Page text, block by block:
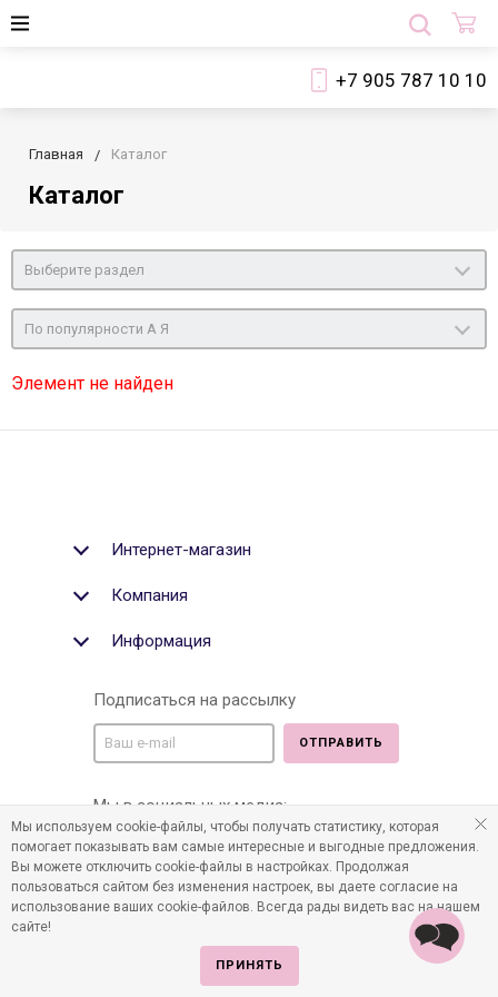
+7 905 787 10 10
Главная Каталог
Каталог
Выберите раздел
По популярности А Я
Элемент не найден
Интернет-магазин
Компания
Информация
Подписаться на рассылку
ОТПРАВИТЬ
Мы в социальных медиа:
©2011-2026 Все права защищены. Интернет-магазин
Мы используем cookie-файлы, чтобы получать статистику, которая
помогает показывать вам самые интересные и выгодные предложения.
Вы можете отключить cookie-файлы в настройках. Продолжая
пользоваться сайтом без изменения настроек, вы даете согласие на
использование ваших cookie-файлов. Всегда рады видеть вас на нашем
сайте!
ПРИНЯТЬ